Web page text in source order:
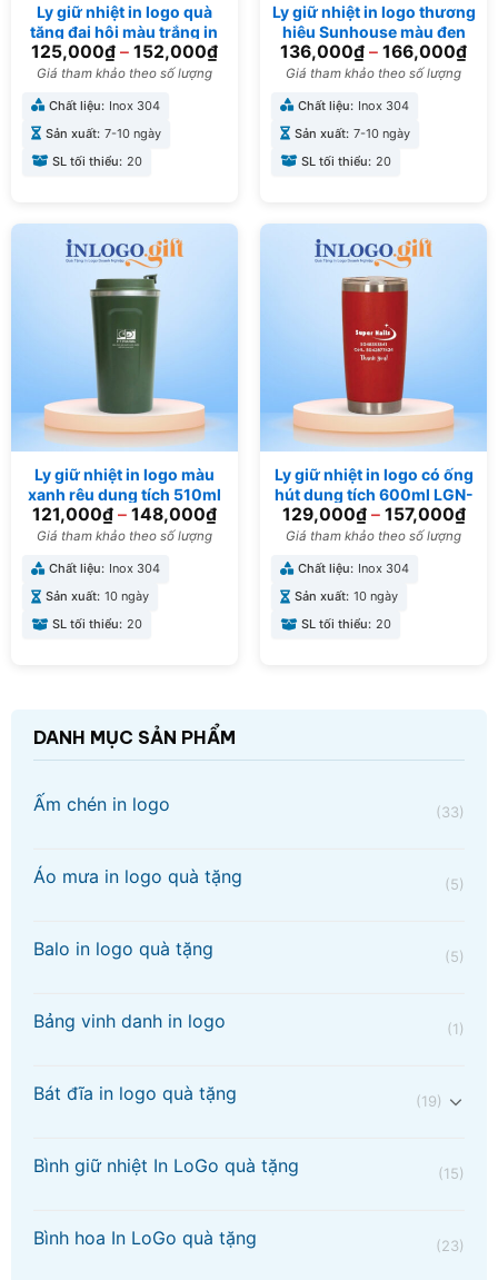
Ly giữ nhiệt in logo quà
tặng đại hội màu trắng in
phong cảnh Đà Lạt dung
tích 500ml LGN-17
125,000₫– 152,000₫
Giá tham khảo theo số lượng
Chất liệu: Inox 304
Sản xuất: 7-10 ngày
SL tối thiểu: 20
Ly giữ nhiệt in logo thương
hiệu Sunhouse màu đen
dung tích 500ml LGN-16
136,000₫ –166,000₫
Giá tham khảo theo số lượng
Chất liệu: Inox 304
Sản xuất: 7-10 ngày
SL tối thiểu: 20
Ly giữ nhiệt in logo màu
xanh rêu dung tích 510ml
LGN-06
121,000₫– 148,000₫
Giá tham khảo theo số lượng
Chất liệu: Inox 304
Sản xuất: 10 ngày
SL tối thiểu: 20
Ly giữ nhiệt in logo có ống
hút dung tích 600ml LGN-
09
129,000₫– 157,000₫
Giá tham khảo theo số lượng
Chất liệu: Inox 304
Sản xuất: 10 ngày
SL tối thiểu: 20
DANH MỤC SẢN PHẨM
Ấm chén in logo (33)
Áo mưa in logo quà tặng (5)
Balo in logo quà tặng (5)
Bảng vinh danh in logo (1)
Bát đĩa in logo quà tặng (19)
Bình giữ nhiệt In LoGo quà tặng (15)
Bình hoa In LoGo quà tặng (23)